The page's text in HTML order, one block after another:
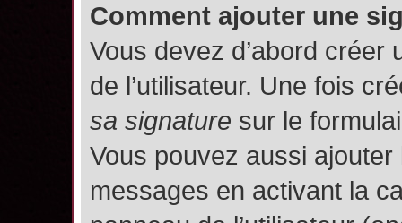
Comment ajouter une
Vous devez d’abord
de l’utilisateur. Une fois
sa signature sur le
Vous pouvez aussi
messages en activant la